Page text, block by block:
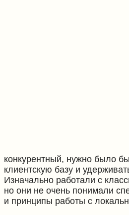
конкурентный, нужно было
клиентскую базу и
Изначально работали с
но они не очень понимали
и принципы работы с